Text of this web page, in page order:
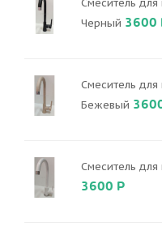
Смеситель для
Черный 3600
Смеситель для
Бежевый
Смеситель для
3600 Р